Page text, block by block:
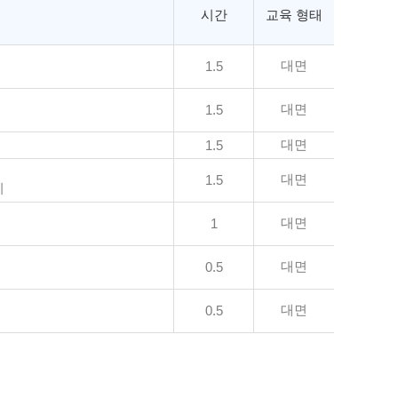
시간 교육 형태
1.5 대면
1.5 대면
1.5
대면
1.5 대면
1 대면
0.5 대면
0.5 대면